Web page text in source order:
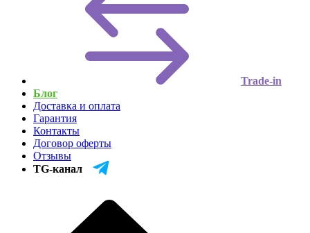
Trade-in
Блог
Доставка и оплата
Гарантия
Контакты
Договор оферты
Отзывы
TG-канал